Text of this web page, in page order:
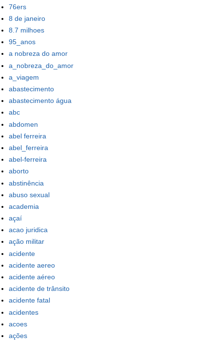
76ers
8 de janeiro
8.7 milhoes
95_anos
a nobreza do amor
a_nobreza_do_amor
a_viagem
abastecimento
abastecimento água
abc
abdomen
abel ferreira
abel_ferreira
abel-ferreira
aborto
abstinência
abuso sexual
academia
açaí
acao juridica
ação militar
acidente
acidente aereo
acidente aéreo
acidente de trânsito
acidente fatal
acidentes
acoes
ações